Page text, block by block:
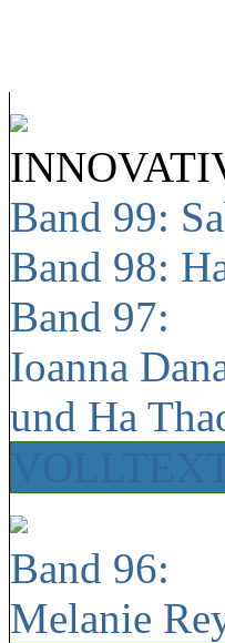
Band 99:
Band 98:
Band 97:
Ioanna
und Ha
Band 96:
Melanie